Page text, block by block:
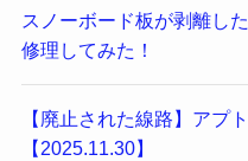
スノーボード板が剥離し
修理してみた！
【廃止された線路】アプ
【2025.11.30】